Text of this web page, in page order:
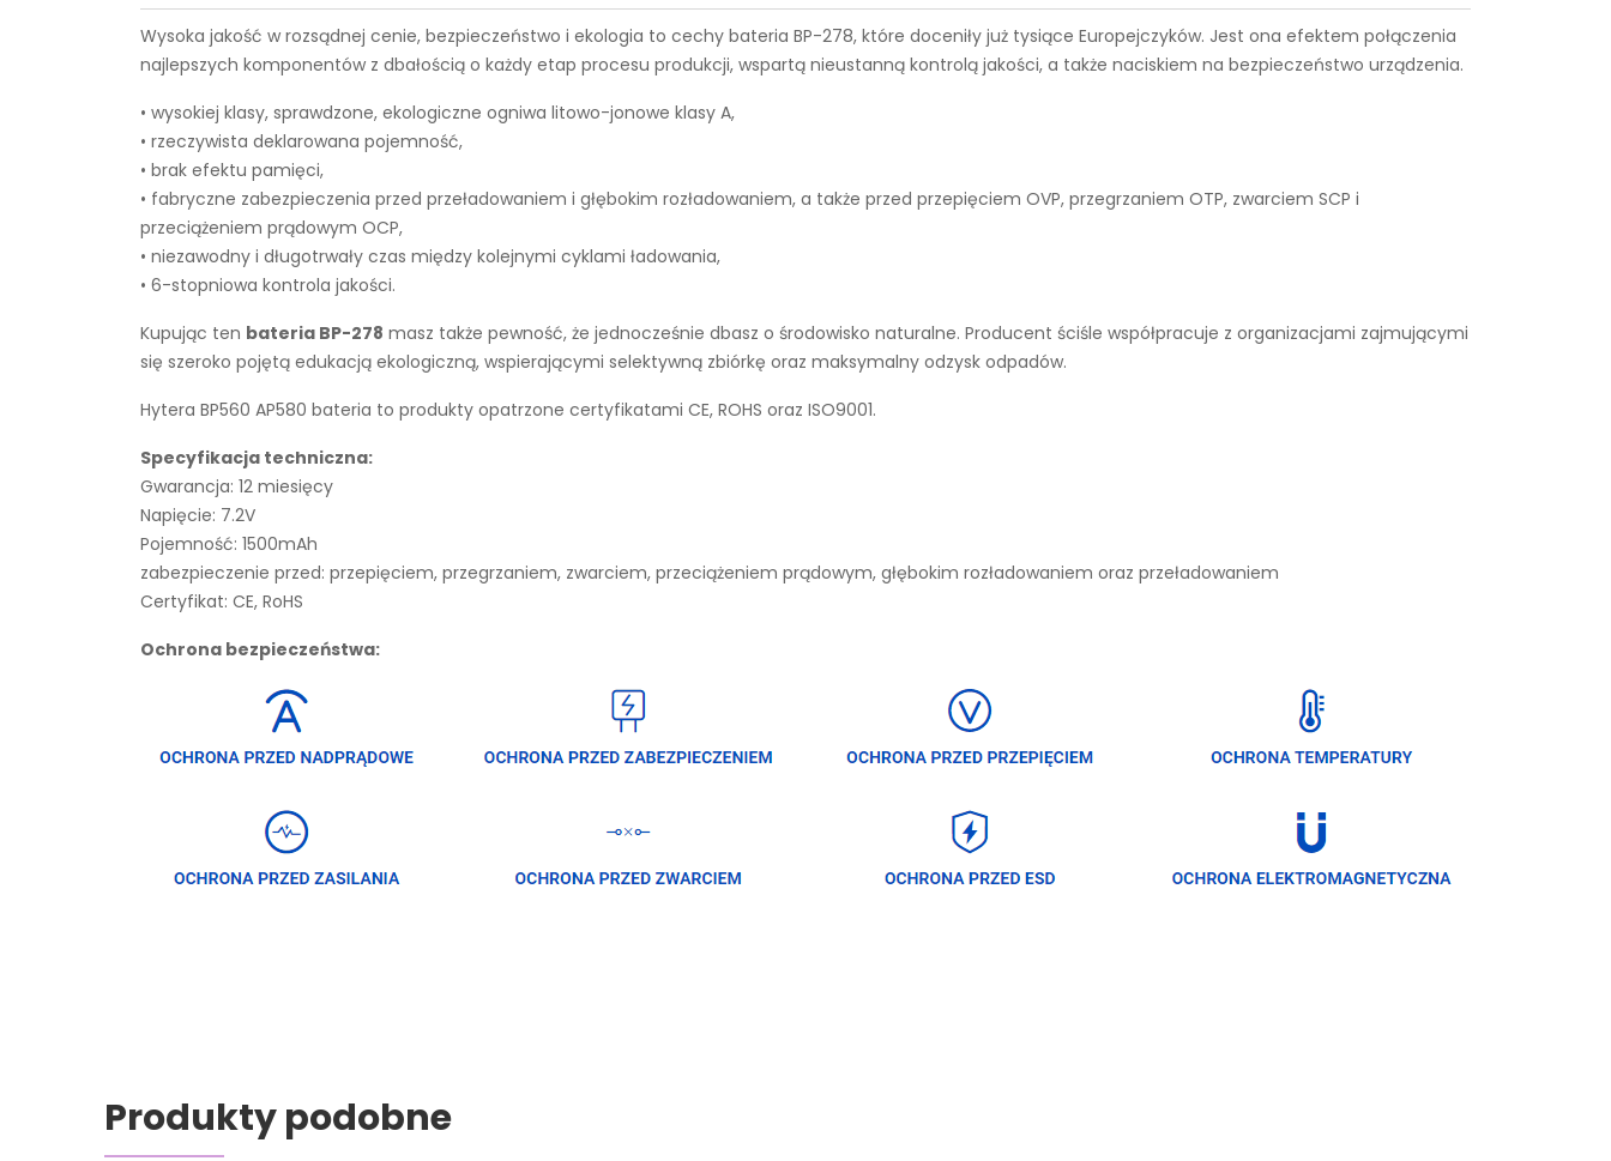
Wysoka jakość w rozsądnej cenie, bezpieczeństwo i ekologia to cechy bateria BP-278, które doceniły już tysiące Europejczyków. Jest ona efektem połączenia
najlepszych komponentów z dbałością o każdy etap procesu produkcji, wspartą nieustanną kontrolą jakości, a także naciskiem na bezpieczeństwo urządzenia.
• wysokiej klasy, sprawdzone, ekologiczne ogniwa litowo-jonowe klasy A,
• rzeczywista deklarowana pojemność,
• brak efektu pamięci,
• fabryczne zabezpieczenia przed przeładowaniem i głębokim rozładowaniem, a także przed przepięciem OVP, przegrzaniem OTP, zwarciem SCP i
przeciążeniem prądowym OCP,
• niezawodny i długotrwały czas między kolejnymi cyklami ładowania,
• 6-stopniowa kontrola jakości.
Kupując ten bateria BP-278 masz także pewność, że jednocześnie dbasz o środowisko naturalne. Producent ściśle współpracuje z organizacjami zajmującymi
się szeroko pojętą edukacją ekologiczną, wspierającymi selektywną zbiórkę oraz maksymalny odzysk odpadów.
Hytera BP560 AP580 bateria to produkty opatrzone certyfikatami CE, ROHS oraz ISO9001.
Specyfikacja techniczna:
Gwarancja: 12 miesięcy
Napięcie: 7.2V
Pojemność: 1500mAh
zabezpieczenie przed: przepięciem, przegrzaniem, zwarciem, przeciążeniem prądowym, głębokim rozładowaniem oraz przeładowaniem
Certyfikat: CE, RoHS
Ochrona bezpieczeństwa:
Produkty podobne